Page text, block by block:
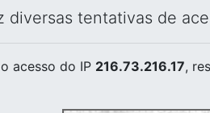
diversas tentativas de
acesso do IP 216.73.216.17,